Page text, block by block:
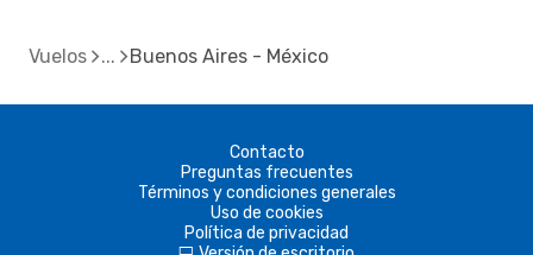
Vuelos Buenos Aires - México
Contacto
Preguntas frecuentes
Términos y condiciones generales
Uso de cookies
Política de privacidad